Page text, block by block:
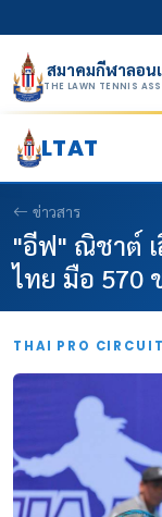
สมาคมกีฬาลอน
THE LAWN TENNIS
LTAT
ข่าวสาร
"อีฟ" ณิชาต์
ไทย มือ 570
THAI PRO